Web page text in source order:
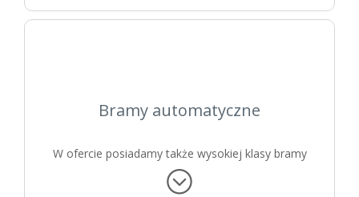
Bramy automatyczne
W ofercie posiadamy także wysokiej klasy bramy
automatyczne.